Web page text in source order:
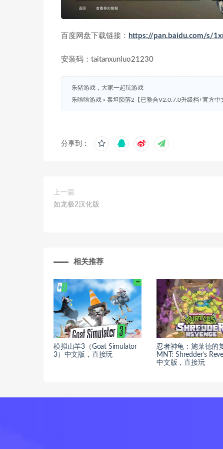
百度网盘下载链接： https://pan.baidu.com/s/
安装码：taitanxunluo21230
乐猪游戏，大家一起玩游戏
乐啦啦游戏 » 泰坦陨落2【已整合V2.0.7.0升级档+官方中
分享到：
上一篇
如龙极2汉化版
相关推荐
模拟山羊3（Goat Simulator
3）中文版，直接玩
忍者神龟：施莱德的
MNT: Shredder’s
中文版，直接玩